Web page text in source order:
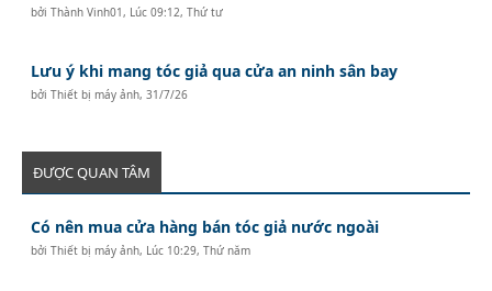
bởiThành Vinh01 , Lúc 09:12, Thứ tư
Lưu ý khi mang tóc giả qua cửa an ninh sân bay
bởiThiết bị máy ảnh,31/7/26
ĐƯỢC QUAN TÂM
Có nên mua cửa hàng bán tóc giả nước ngoài
bởiThiết bị máy ảnh, Lúc 10:29, Thứ năm